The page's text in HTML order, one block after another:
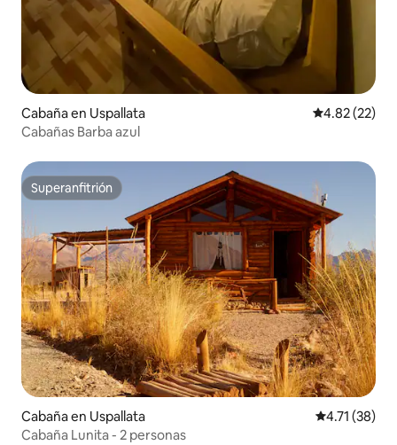
Cabaña en Uspallata Calificación
4.82 (22)
Cabañas Barba azul
Superanfitrión
Superanfitrión
Cabaña en Uspallata Calificación
4.71 (38)
Cabaña Lunita - 2 personas